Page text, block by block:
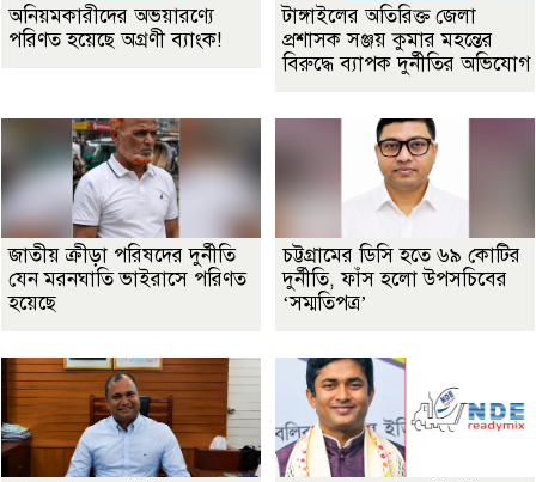
অনিয়মকারীদের অভয়ারণ্যে
পরিণত হয়েছে অগ্রণী ব্যাংক!
টাঙ্গাইলের অতিরিক্ত জেলা
প্রশাসক সঞ্জয় কুমার মহন্তের
বিরুদ্ধে ব্যাপক দুর্নীতির অভিযোগ
জাতীয় ক্রীড়া পরিষদের দুর্নীতি
যেন মরনঘাতি ভাইরাসে পরিণত
হয়েছে
চট্টগ্রামের ডিসি হতে ৬৯ কোটির
দুর্নীতি, ফাঁস হলো উপসচিবের
‘সম্মতিপত্র’